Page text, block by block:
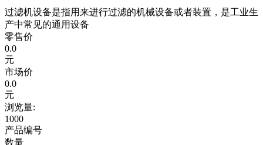
过滤机设备是指用来进行过滤的机械设备或者装置，是工业生
产中常见的通用设备
零售价
0.0
元
市场价
0.0
元
浏览量:
1000
产品编号
数量